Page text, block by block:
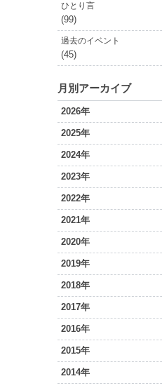
ひとり言
(99)
過去のイベント
(45)
月別アーカイブ
2026年
2025年
2024年
2023年
2022年
2021年
2020年
2019年
2018年
2017年
2016年
2015年
2014年